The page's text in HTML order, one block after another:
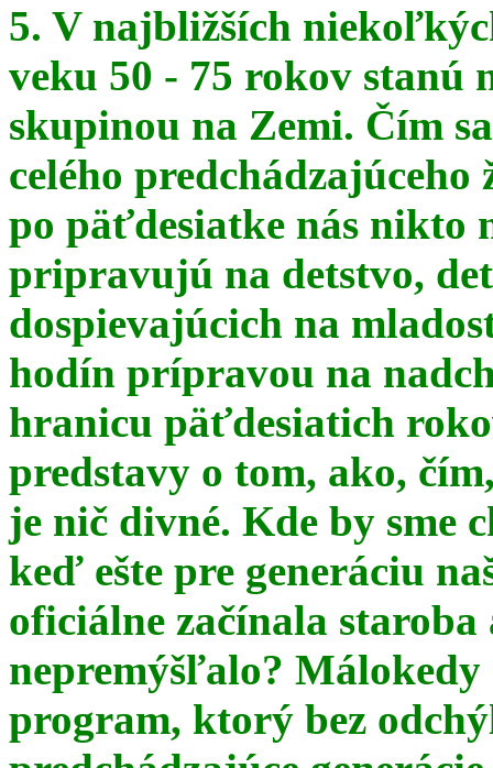
5. V najbližších
veku 50 - 75 rokov stanú
skupinou na Zemi. Čím
celého
po päťdesiatke nás nikto
pripravujú na detstvo,
dospievajúcich na
hodín prípravou na
hranicu päťdesiatich
predstavy o tom, ako,
je nič divné. Kde by sme
keď ešte pre generáciu
oficiálne začínala
nepremýšľalo? Málokedy
program, ktorý bez